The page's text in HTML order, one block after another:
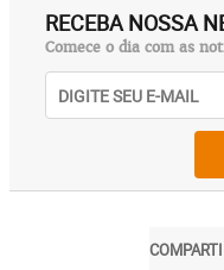
RECEBA NOSSA
Comece o dia com as